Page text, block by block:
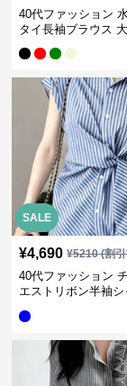
40代ファッション
タイ長袖ブラウス
SALE
¥4,690 ¥5210(割
40代ファッション
エストリボン半袖シ